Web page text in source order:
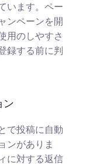
います。ペー
ンペーンを開
用のしやすさ
録する前に判
ン
で投稿に自動
ンがありま
に対する返信